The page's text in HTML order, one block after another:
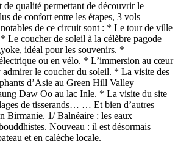
qualité permettant de découvrir le
de confort entre les étapes, 3 vols
de ce circuit sont : * Le tour de ville
Le coucher de soleil à la célèbre pagode
idéal pour les souvenirs. *
ou en vélo. * L’immersion au cœur
le coucher du soleil. * La visite des
d’Asie au Green Hill Valley
Daw Oo au lac Inle. * La visite du site
de tisserands… … Et bien d’autres
Birmanie. 1/ Balnéaire : les eaux
Nouveau : il est désormais
et en calèche locale.